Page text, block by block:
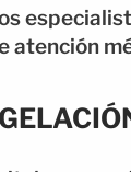
atención